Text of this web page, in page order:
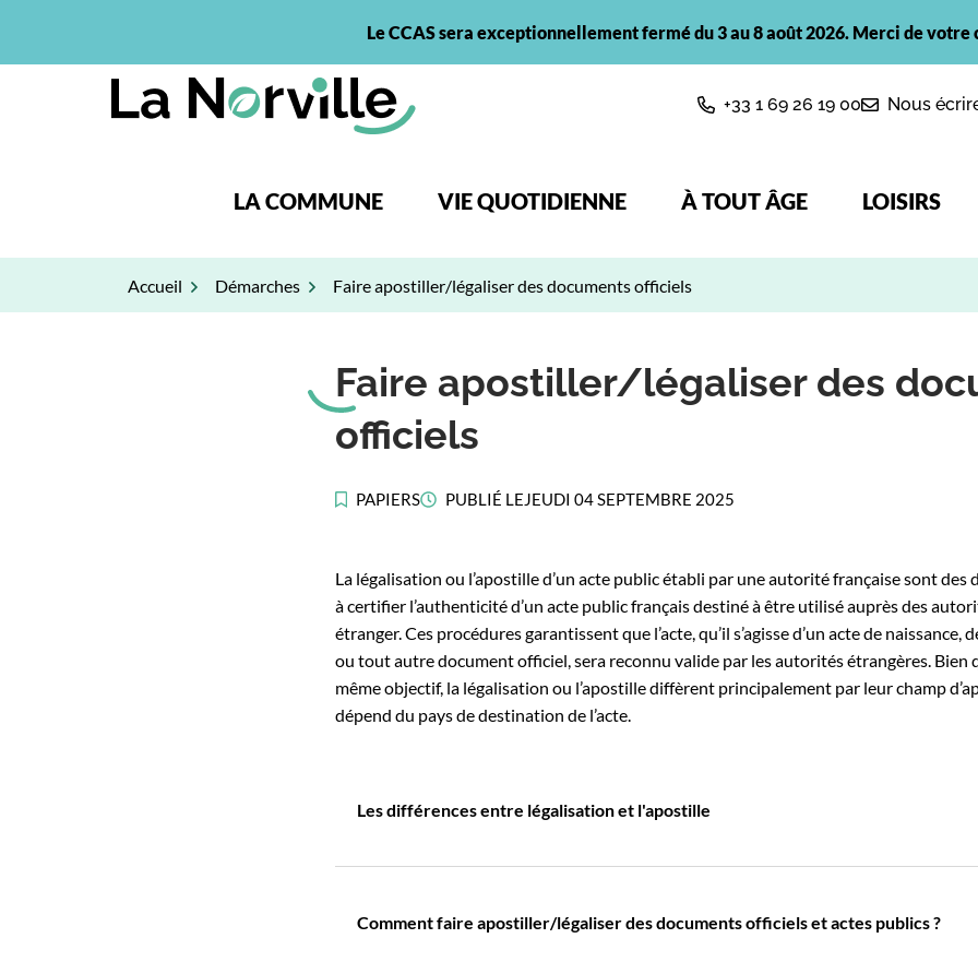
contenu
Le CCAS sera exceptionnellement fermé du 3 au 8 août 2026. Merci de votre
+33 1 69 26 19 00 Nous
LA COMMUNE VIE QUOTIDIENNE À TOUT ÂGE LOISIRS
Accueil Démarches Faire apostiller/légaliser des documents officiels
Faire apostiller/légaliser des
officiels
PAPIERS PUBLIÉ LEJEUDI 04 SEPTEMBRE 2025
La légalisation ou l’apostille d’un acte public établi par une autorité française sont des
à certifier l’authenticité d’un acte public français destiné à être utilisé auprès des
étranger. Ces procédures garantissent que l’acte, qu’il s’agisse d’un acte de naissance,
ou tout autre document officiel, sera reconnu valide par les autorités étrangères. Bien
même objectif, la légalisation ou l’apostille diffèrent principalement par leur champ
dépend du pays de destination de l’acte.
Les différences entre légalisation et l'apostille
Comment faire apostiller/légaliser des documents officiels et actes publics ?